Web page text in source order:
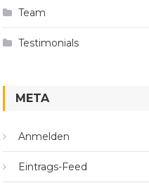
Team
Testimonials
META
Anmelden
Eintrags-Feed